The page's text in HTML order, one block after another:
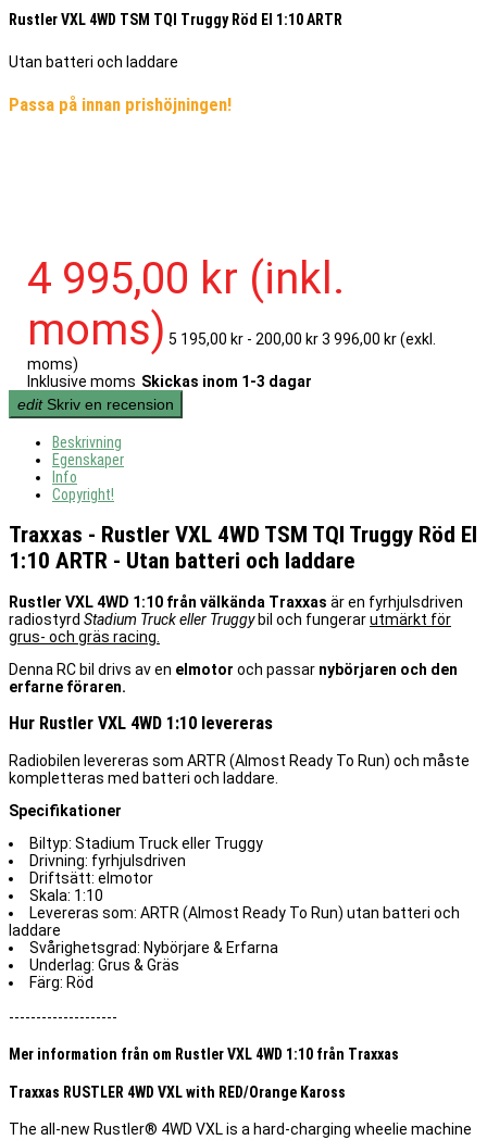
Rustler VXL 4WD TSM TQI Truggy Röd El 1:10 ARTR
Utan batteri och laddare
Passa på innan prishöjningen!
4 995,00 kr (inkl.
moms) 5 195,00 kr - 200,00 kr 3 996,00 kr(exkl.
moms)
Inklusive moms Skickas inom 1-3 dagar
edit Skriv en recension
Beskrivning
Egenskaper
Info
Copyright!
Traxxas - Rustler VXL 4WD TSM TQI Truggy Röd El
1:10 ARTR - Utan batteri och laddare
Rustler VXL 4WD 1:10 från välkända Traxxas är en fyrhjulsdriven
radiostyrd Stadium Truck eller Truggybil och fungerarutmärkt för
grus- och gräs racing.
Denna RC bil drivs av en elmotor och passar nybörjaren och den
erfarne föraren.
Hur Rustler VXL 4WD 1:10 levereras
Radiobilen levereras som ARTR (Almost Ready To Run) och måste
kompletteras med batteri och laddare.
Specifikationer
Biltyp: Stadium Truck eller Truggy
Drivning: fyrhjulsdriven
Driftsätt: elmotor
Skala: 1:10
Levereras som: ARTR (Almost Ready To Run) utan batteri och
laddare
Svårighetsgrad: Nybörjare & Erfarna
Underlag: Grus & Gräs
Färg: Röd
--------------------
Mer information från om Rustler VXL 4WD 1:10 från Traxxas
Traxxas RUSTLER 4WD VXL with RED/Orange Kaross
The all-new Rustler® 4WD VXL is a hard-charging wheelie machine